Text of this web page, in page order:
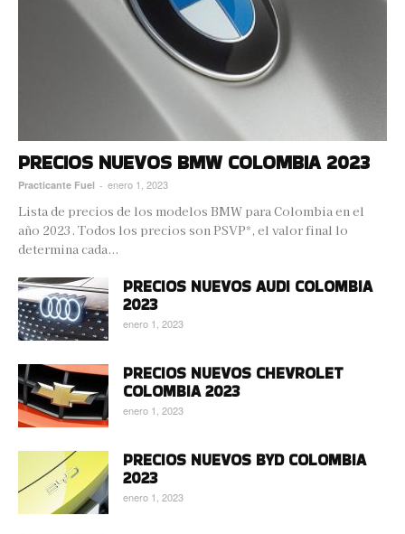
PRECIOS NUEVOS BMW COLOMBIA 2023
Practicante Fuel - enero 1, 2023
Lista de precios de los modelos BMW para Colombia en el
año 2023. Todos los precios son PSVP*, el valor final lo
determina cada...
PRECIOS NUEVOS AUDI COLOMBIA
2023
enero 1, 2023
PRECIOS NUEVOS CHEVROLET
COLOMBIA 2023
enero 1, 2023
PRECIOS NUEVOS BYD COLOMBIA
2023
enero 1, 2023